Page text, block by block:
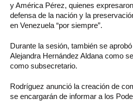
y América Pérez, quienes
defensa de la nación y la
en Venezuela “por siempre”.
Durante la sesión, también se
Alejandra Hernández Aldana como
como subsecretario.
Rodríguez anunció la creación de
se encargarán de informar a los